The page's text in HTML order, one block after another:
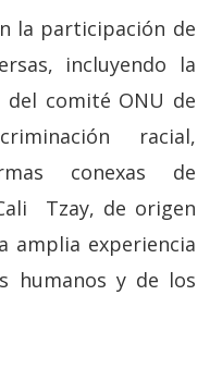
la participación de
incluyendo la
del comité ONU de
racial,
conexas de
Tzay, de origen
amplia experiencia
humanos y de los